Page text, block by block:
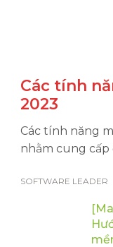
Các tính
2023
Các tính năng
nhằm cung
SOFTWARE LEADER